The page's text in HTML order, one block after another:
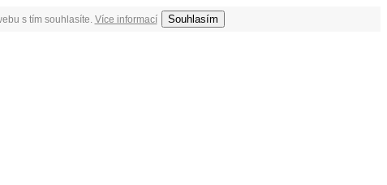
s tím souhlasíte. Více informací Souhlasím